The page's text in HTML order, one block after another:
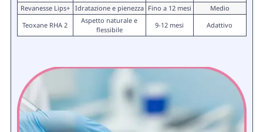
Revanesse Lips+
Idratazione e pienezza Fino a 12 mesi
Medio
Teoxane RHA 2
Aspetto naturale e
flessibile
9-12 mesi Adattivo